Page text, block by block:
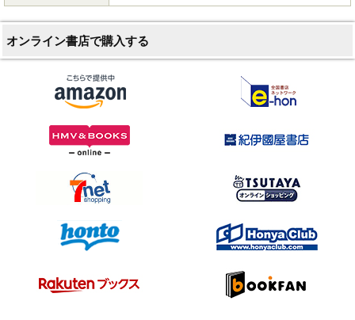
オンライン書店で購入する